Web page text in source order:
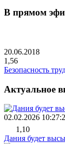
В прямом
20.06.2018
1,56
Безопасность
Актуальное
02.02.2026
1,10
Дания будет